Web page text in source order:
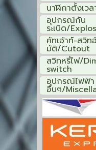
นาฬิกาตั้งเว
อุปกรณ์กัน
ระเบิด/
คัทเอ้าท์-สวิท
มัติ/Cutout
สวิทหรี่ไฟ/
switch
อุปกรณ์ไฟฟ้า
อื่นๆ/